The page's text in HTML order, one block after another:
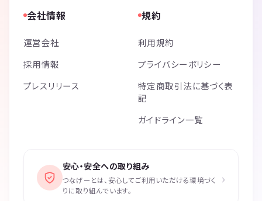
会社情報
運営会社
採用情報
プレスリリース
規約
利用規約
プライバシーポリシー
特定商取引法に基づく表
記
ガイドライン一覧
安心・安全への取り組み
つなげーとは、安心してご利用いただける環境づく
りに取り組んでいます。
›